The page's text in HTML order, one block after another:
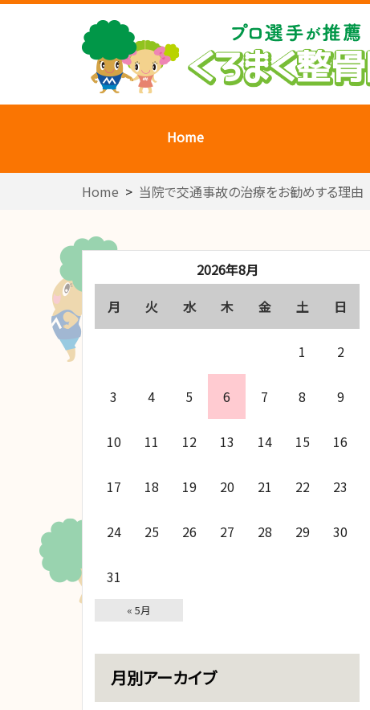
Home
Home > 当院で交通事故の治療をお勧めする理由
2026年8月
月
火 水 木 金 土 日
1 2
3 4 5 6 7 8 9
10 11 12 13 14 15 16
17 18 19 20 21 22 23
24 25 26 27 28 29 30
31
« 5月
月別アーカイブ